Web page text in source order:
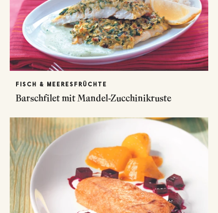
FISCH & MEERESFRÜCHTE
Barschfilet mit Mandel-Zucchinikruste